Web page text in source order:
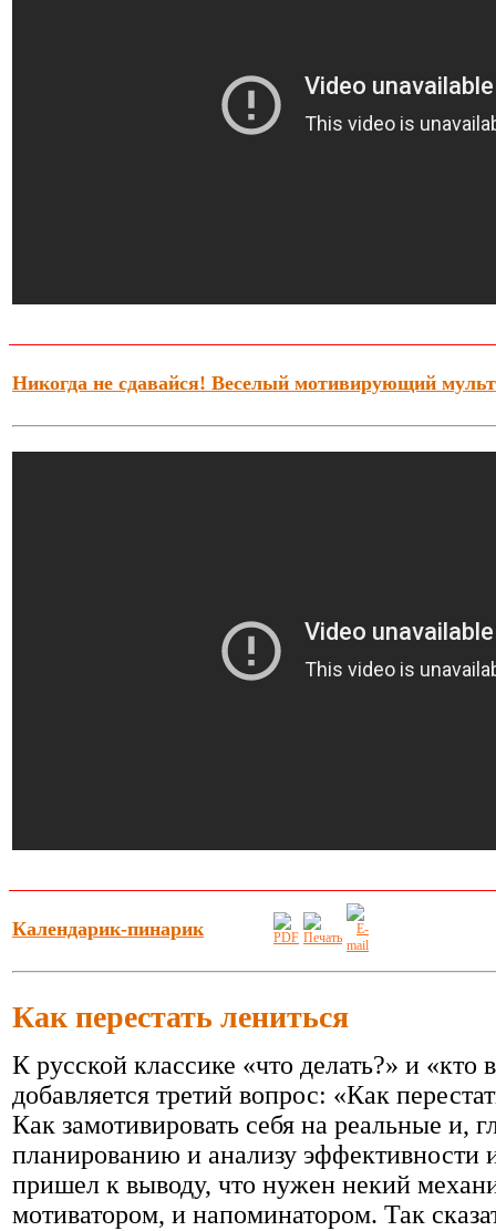
Никогда не сдавайся! Веселый мотивирующий
Календарик-пинарик
Как перестать лениться
К русской классике «что делать?» и
добавляется третий вопрос: «Как
Как замотивировать себя на реальные и,
планированию и анализу эффективности
пришел к выводу, что нужен некий
мотиватором, и напоминатором. Так